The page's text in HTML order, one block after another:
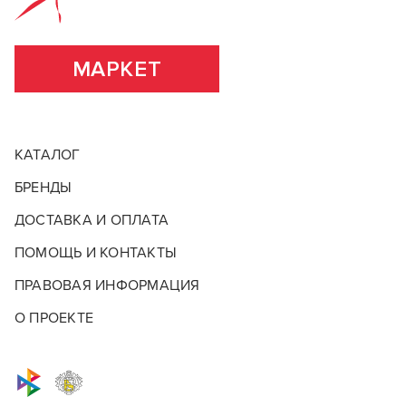
ПОДРОБНЕЕ О БРЕНДЕ
МАРКЕТ
КАТАЛОГ
БРЕНДЫ
ДОСТАВКА И ОПЛАТА
ПОМОЩЬ И КОНТАКТЫ
ПРАВОВАЯ ИНФОРМАЦИЯ
О ПРОЕКТЕ